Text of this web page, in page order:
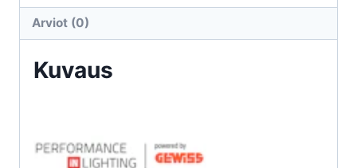
CP/T2
määrä
Arviot (0)
Kuvaus